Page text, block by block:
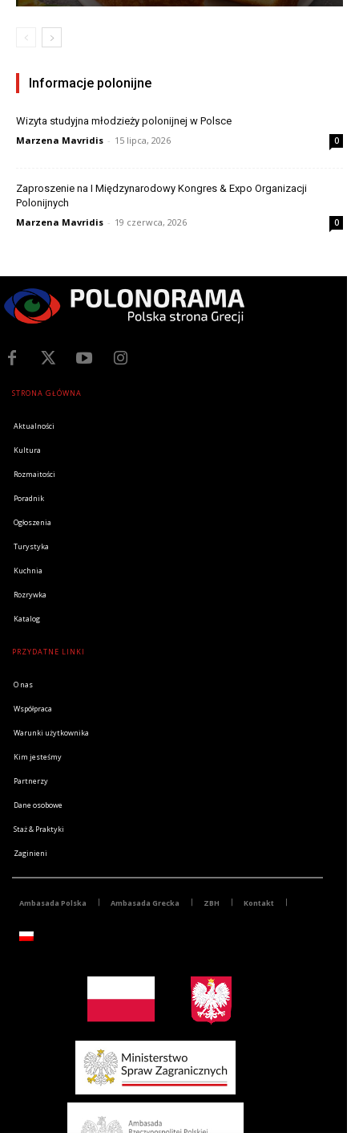
Informacje polonijne
Wizyta studyjna młodzieży polonijnej w Polsce
Marzena Mavridis - 15 lipca, 2026 0
Zaproszenie na I Międzynarodowy Kongres & Expo Organizacji
Polonijnych
Marzena Mavridis - 19 czerwca, 2026 0
STRONA GŁÓWNA
Aktualności
Kultura
Rozmaitości
Poradnik
Ogłoszenia
Turystyka
Kuchnia
Rozrywka
Katalog
PRZYDATNE LINKI
O nas
Współpraca
Warunki użytkownika
Kim jesteśmy
Partnerzy
Dane osobowe
Staż & Praktyki
Zaginieni
Ambasada Polska Ambasada Grecka ZBH Kontakt